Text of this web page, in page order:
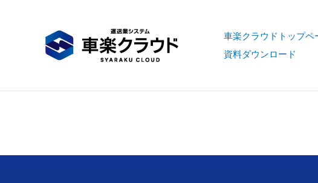
車楽クラウドトップペ
資料ダウンロード